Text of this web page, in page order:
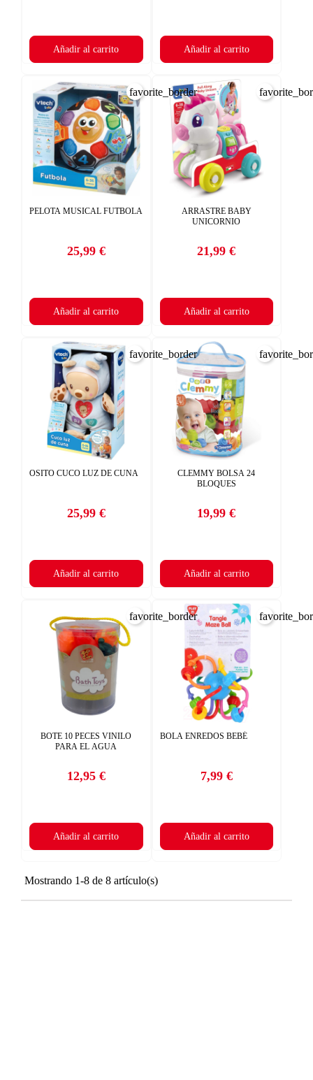
Añadir al carrito Añadir al carrito
PELOTA MUSICAL FUTBOLA
Precio
25,99 €
Añadir al carrito
favorite_border
ARRASTRE BABY
UNICORNIO
Precio
21,99 €
Añadir al carrito
OSITO CUCO LUZ DE CUNA
Precio
25,99 €
Añadir al carrito
favorite_border
CLEMMY BOLSA 24
BLOQUES
Precio
19,99 €
Añadir al carrito
BOTE 10 PECES VINILO
PARA EL AGUA
Precio
12,95 €
Añadir al carrito
favorite_border
BOLA ENREDOS BEBÉ
Precio
7,99 €
Añadir al carrito
Mostrando 1-8 de 8 artículo(s)
AÑADIR A LA LISTA DE DESEOS
add_circle_outline
Crear nueva lista
CREAR LISTA DE DESEOS
Nombre de la lista de deseos
CREAR LISTA DE DESEOS
((TITLE))
((CANCELTEXT))
INICIAR SESIÓN
Debe iniciar sesión para guardar productos en su lista de deseos.